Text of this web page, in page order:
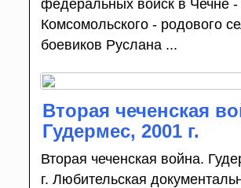
федеральных войск в Чечне
Комсомольского - родового
боевиков Руслана ...
Вторая чеченская
Гудермес, 2001 г.
Вторая чеченская война.
г. Любительская